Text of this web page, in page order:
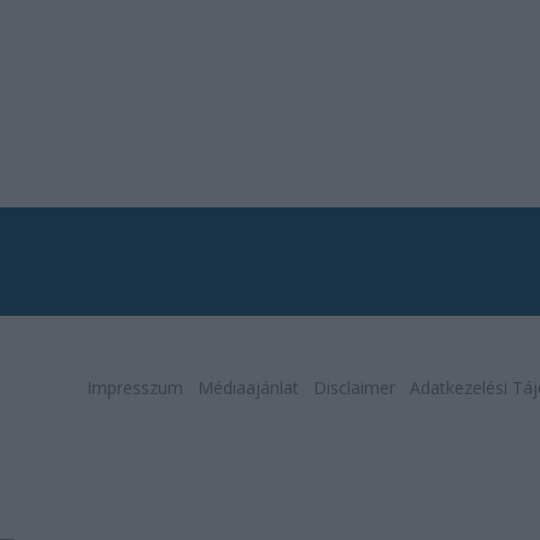
Impresszum Médiaajánlat Disclaimer Adatkezelési